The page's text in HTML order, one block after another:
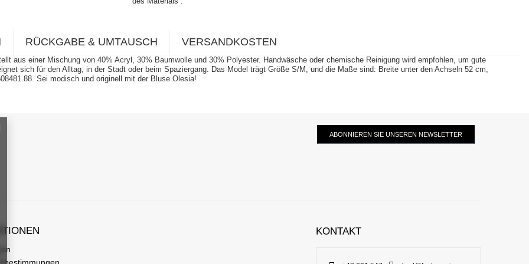
RÜCKGABE & UMTAUSCH VERSANDKOSTEN
aus einer Mischung von 40% Acryl, 30% Baumwolle und 30% Polyester. Handwäsche oder chemische Reinigung wird empfohlen, um gute
sich für den Alltag, in der Stadt oder beim Spaziergang. Das Model trägt Größe S/M, und die Maße sind: Breite unter den Achseln 52 cm,
Sei modisch und originell mit der Bluse Olesia!
ABONNIEREN SIE UNSEREN NEWSLETTER
KONTAKT